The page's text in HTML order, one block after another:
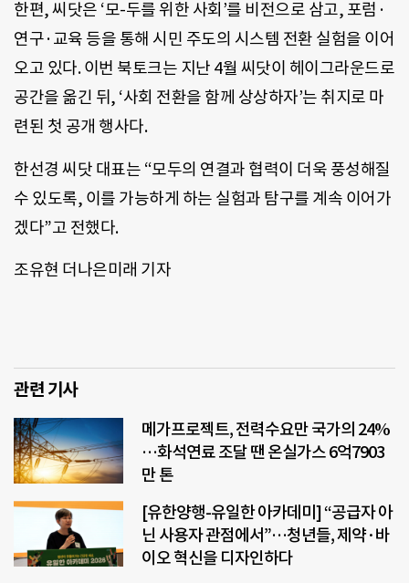
한편, 씨닷은 ‘모-두를 위한 사회’를 비전으로 삼고, 포럼·
연구·교육 등을 통해 시민 주도의 시스템 전환 실험을 이어
오고 있다. 이번 북토크는 지난 4월 씨닷이 헤이그라운드로
공간을 옮긴 뒤, ‘사회 전환을 함께 상상하자’는 취지로 마
련된 첫 공개 행사다.
한선경 씨닷 대표는 “모두의 연결과 협력이 더욱 풍성해질
수 있도록, 이를 가능하게 하는 실험과 탐구를 계속 이어가
겠다”고 전했다.
조유현 더나은미래 기자
관련 기사
메가프로젝트, 전력수요만 국가의 24%
…화석연료 조달 땐 온실가스 6억7903
만 톤
[유한양행-유일한 아카데미] “공급자 아
닌 사용자 관점에서”…청년들, 제약·바
이오 혁신을 디자인하다